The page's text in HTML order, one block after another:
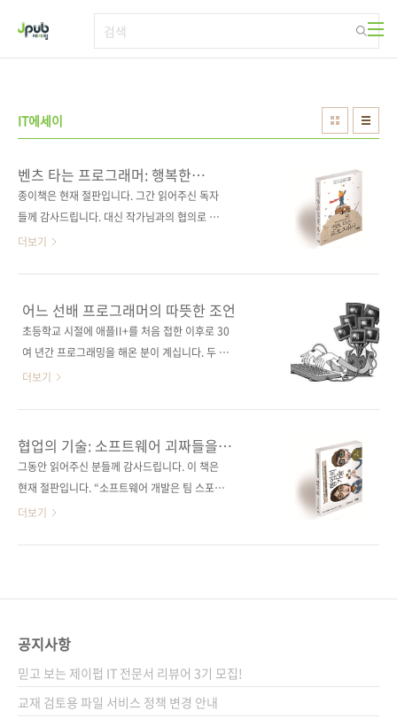
IT에세이
벤츠 타는 프로그래머: 행복한
프로그래밍을 위한 어느 선배 개발자의
조언
종이책은 현재 절판입니다. 그간 읽어주신 독자
들께 감사드립니다. 대신 작가님과의 협의로 전
자책을 무료로 배포하고 있으니 많이 읽어주시
스이십사] [인터파크] 치킨집 얘기는 이제 그만!
30년 경력의 개발자가 같은 길을 걷고자 하는 후
배들에게 던지는 애정 어린 충고와 격려를 담았
건 무엇인지, 난 어떤 꿈을 꾸어야 하는지 상상해
볼 수 있는 계기가 되었으면 합니다. 출판사 제이
지 268쪽판 형 크라운판 변형(152*215), 반양
장(soft cover)정 가 13,800원ISBN 978-89-
94506-73-9 (0332..
더보기
어느 선배 프로그래머의 따뜻한 조언
초등학교 시절에 애플II+를 처음 접한 이후로 30
여 년간 프로그래밍을 해온 분이 계십니다. 두 권
의 모바일 프로그래밍 서적을 집필하기도 하였
애플II+ 앞에서 시간을 보내던 이 어린아이는 이
후 IBM PC/AT로 MS-DOS 프로그래밍을 독학
하였고, 이어 베이직을 배웠습니다. 그리고 컴퓨
우면서 각종 공모전에 참여하기도 하였고, 프로
그램을 만드는 아르바이트를 뛰며 등록금과 창
니다. 외형적으..
더보기
협업의 기술: 소프트웨어 괴짜들을
움직이는 세 가지 법칙
그동안 읽어주신 분들께 감사드립니다. 이 책은
현재 절판입니다. “소프트웨어 개발은 팀 스포츠
다.” “성공적인 소프트웨어 개발을 이끄는 세 가
Others(원서 ISBN 9781449302443) 저자명
장현희 출판일 2013년 5월 8일 페이지 260쪽
판 형 신국판 변형(152*215), 반양장(Soft
Cover) 정 가 14,800원 ISBN 978-89-94506-
더보기
공지사항
믿고 보는 제이펍 IT 전문서 리뷰어 3기 모집!
교재 검토용 파일 서비스 정책 변경 안내